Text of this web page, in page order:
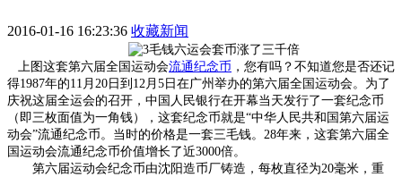
2016-01-16 16:23:36 收藏新闻
上图这套第六届全国运动会流通纪念币 ，您有吗？不知道您是否还记
得1987年的11月20日到12月5日在广州举办的第六届全国运动会。为了
庆祝这届全运会的召开，中国人民银行在开幕当天发行了一套纪念币
（即三枚面值为一角钱），这套纪念币就是“中华人民共和国第六届运
动会”流通纪念币。当时的价格是一套三毛钱。28年来，这套第六届全
国运动会流通纪念币价值增长了近3000倍。
第六届运动会纪念币由沈阳造币厂铸造，每枚直径为20毫米，重